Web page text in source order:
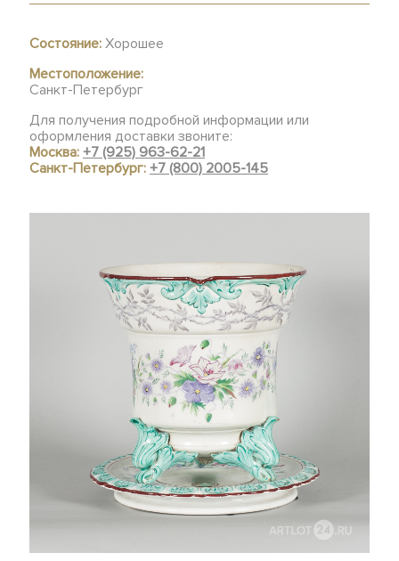
Состояние: Хорошее
Местоположение:
Санкт-Петербург
Для получения подробной информации или
оформления доставки звоните:
Москва:+7 (925) 963-62-21
Санкт-Петербург:+7 (800) 2005-145